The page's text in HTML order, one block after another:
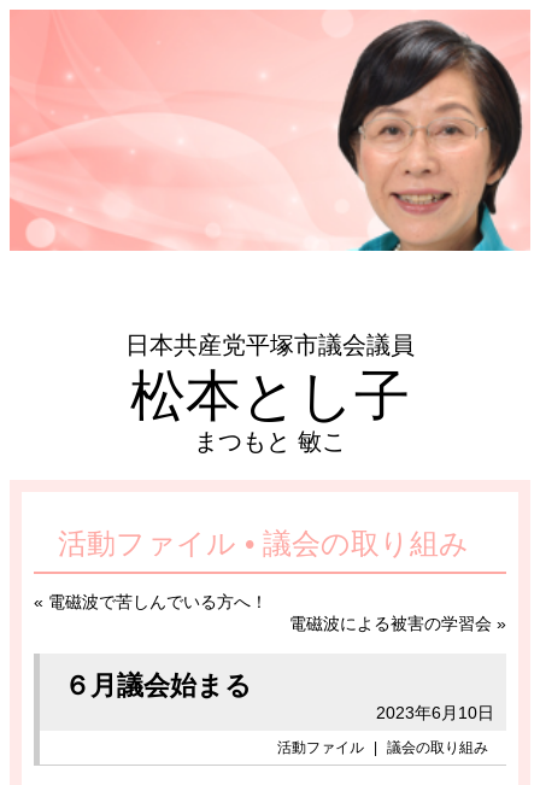
松本とし子
まつもと 敏こ
日本共産党平塚市議会議員
活動ファイル • 議会の取り組み
« 電磁波で苦しんでいる方へ！
電磁波による被害の学習会 »
６月議会始まる
2023年6月10日
活動ファイル 議会の取り組み